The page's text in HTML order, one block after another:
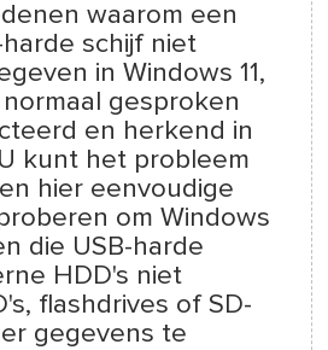
waarom een
schijf niet
in Windows 11,
gesproken
en herkend in
kunt het probleem
hier eenvoudige
om Windows
die USB-harde
HDD's niet
flashdrives of SD-
gegevens te